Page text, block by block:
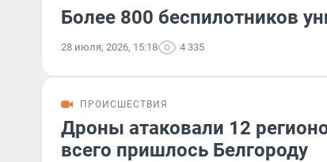
Более 800 беспилотников
28 июля, 2026, 15:18 4 335
ПРОИСШЕСТВИЯ
Дроны атаковали 12
всего пришлось Белгороду